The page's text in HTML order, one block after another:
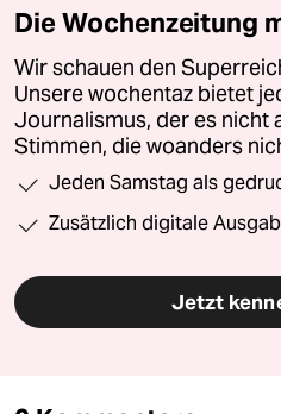
Die Wochenzeitung
Wir schauen den
Unsere wochentaz bietet
Journalismus, der es nicht
Stimmen, die woanders
Jeden Samstag als
Zusätzlich digitale
Jetzt